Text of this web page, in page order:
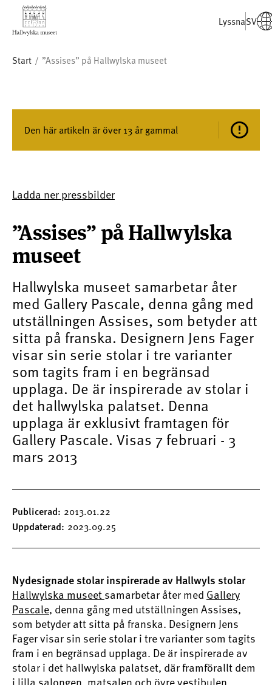
LyssnaSV
Start ”Assises” på Hallwylska museet
Den här artikeln är över 13 år gammal
Ladda ner pressbilder
”Assises” på Hallwylska
museet
Hallwylska museet samarbetar åter
med Gallery Pascale, denna gång med
utställningen Assises, som betyder att
sitta på franska. Designern Jens Fager
visar sin serie stolar i tre varianter
som tagits fram i en begränsad
upplaga. De är inspirerade av stolar i
det hallwylska palatset. Denna
upplaga är exklusivt framtagen för
Gallery Pascale. Visas 7 februari - 3
mars 2013
Publicerad 2013.01.22
Uppdaterad 2023.09.25
Nydesignade stolar inspirerade av Hallwyls stolar
Hallwylska museetsamarbetar åter med Gallery
Pascale, denna gång med utställningen Assises,
som betyder att sitta på franska. Designern Jens
Fager visar sin serie stolar i tre varianter som tagits
fram i en begränsad upplaga. De är inspirerade av
stolar i det hallwylska palatset, där framförallt dem
i lilla salongen, matsalen och övre vestibulen